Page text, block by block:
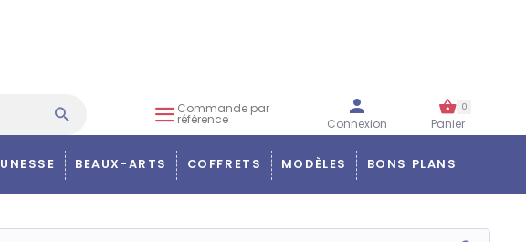
Commande par
référence Connexion Panier
0
BEAUX-ARTS COFFRETS MODÈLES BONS PLANS